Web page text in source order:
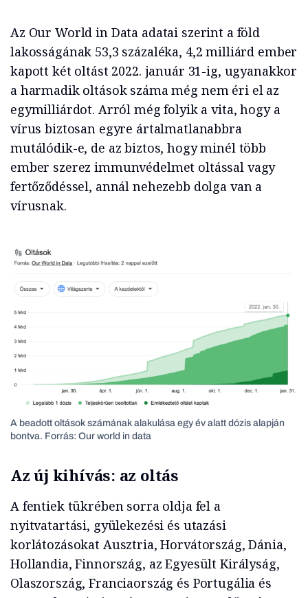
Az Our World in Data adatai szerint a föld
lakosságának 53,3 százaléka, 4,2 milliárd ember
kapott két oltást 2022. január 31-ig, ugyanakkor
a harmadik oltások száma még nem éri el az
egymilliárdot. Arról még folyik a vita, hogy a
vírus biztosan egyre ártalmatlanabbra
mutálódik-e, de az biztos, hogy minél több
ember szerez immunvédelmet oltással vagy
fertőződéssel, annál nehezebb dolga van a
vírusnak.
A beadott oltások számának alakulása egy év alatt dózis alapján
bontva. Forrás: Our world in data
Az új kihívás: az oltás
A fentiek tükrében sorra oldja fel a
nyitvatartási, gyülekezési és utazási
korlátozásokat Ausztria, Horvátország, Dánia,
Hollandia, Finnország, az Egyesült Királyság,
Olaszország, Franciaország és Portugália és